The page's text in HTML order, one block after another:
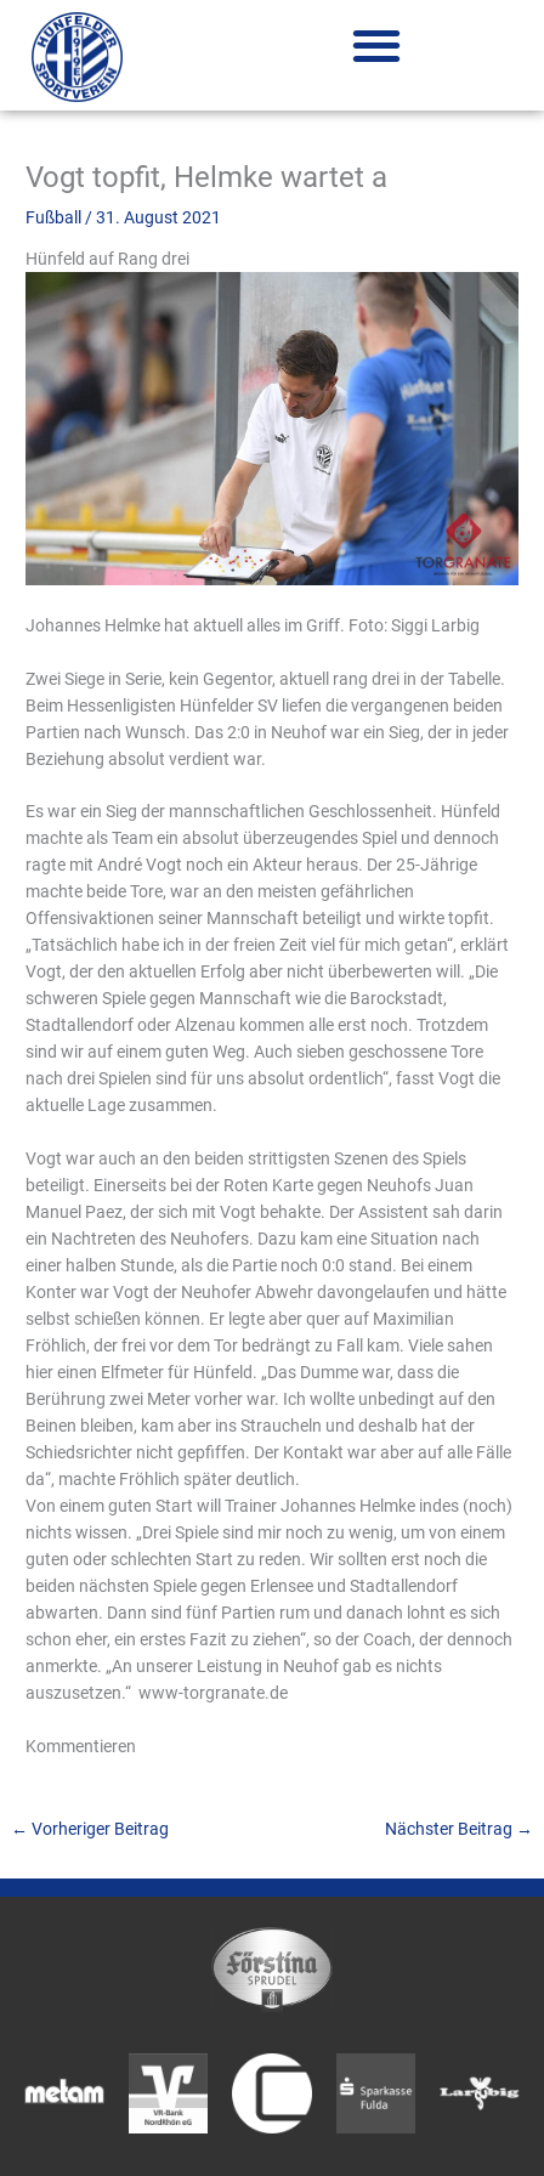
Inhalt
springen
Vogt topfit, Helmke wartet a
Fußball /31. August 2021
Hünfeld auf Rang drei
Johannes Helmke hat aktuell alles im Griff. Foto: Siggi Larbig
Zwei Siege in Serie, kein Gegentor, aktuell rang drei in der Tabelle.
Beim Hessenligisten Hünfelder SV liefen die vergangenen beiden
Partien nach Wunsch. Das 2:0 in Neuhof war ein Sieg, der in jeder
Beziehung absolut verdient war.
Es war ein Sieg der mannschaftlichen Geschlossenheit. Hünfeld
machte als Team ein absolut überzeugendes Spiel und dennoch
ragte mit André Vogt noch ein Akteur heraus. Der 25-Jährige
machte beide Tore, war an den meisten gefährlichen
Offensivaktionen seiner Mannschaft beteiligt und wirkte topfit.
„Tatsächlich habe ich in der freien Zeit viel für mich getan“, erklärt
Vogt, der den aktuellen Erfolg aber nicht überbewerten will. „Die
schweren Spiele gegen Mannschaft wie die Barockstadt,
Stadtallendorf oder Alzenau kommen alle erst noch. Trotzdem
sind wir auf einem guten Weg. Auch sieben geschossene Tore
nach drei Spielen sind für uns absolut ordentlich“, fasst Vogt die
aktuelle Lage zusammen.
Vogt war auch an den beiden strittigsten Szenen des Spiels
beteiligt. Einerseits bei der Roten Karte gegen Neuhofs Juan
Manuel Paez, der sich mit Vogt behakte. Der Assistent sah darin
ein Nachtreten des Neuhofers. Dazu kam eine Situation nach
einer halben Stunde, als die Partie noch 0:0 stand. Bei einem
Konter war Vogt der Neuhofer Abwehr davongelaufen und hätte
selbst schießen können. Er legte aber quer auf Maximilian
Fröhlich, der frei vor dem Tor bedrängt zu Fall kam. Viele sahen
hier einen Elfmeter für Hünfeld. „Das Dumme war, dass die
Berührung zwei Meter vorher war. Ich wollte unbedingt auf den
Beinen bleiben, kam aber ins Straucheln und deshalb hat der
Schiedsrichter nicht gepfiffen. Der Kontakt war aber auf alle Fälle
da“, machte Fröhlich später deutlich.
Von einem guten Start will Trainer Johannes Helmke indes (noch)
nichts wissen. „Drei Spiele sind mir noch zu wenig, um von einem
guten oder schlechten Start zu reden. Wir sollten erst noch die
beiden nächsten Spiele gegen Erlensee und Stadtallendorf
abwarten. Dann sind fünf Partien rum und danach lohnt es sich
schon eher, ein erstes Fazit zu ziehen“, so der Coach, der dennoch
anmerkte. „An unserer Leistung in Neuhof gab es nichts
auszusetzen.“ www-torgranate.de
Kommentieren
← Vorheriger Beitrag Nächster Beitrag →